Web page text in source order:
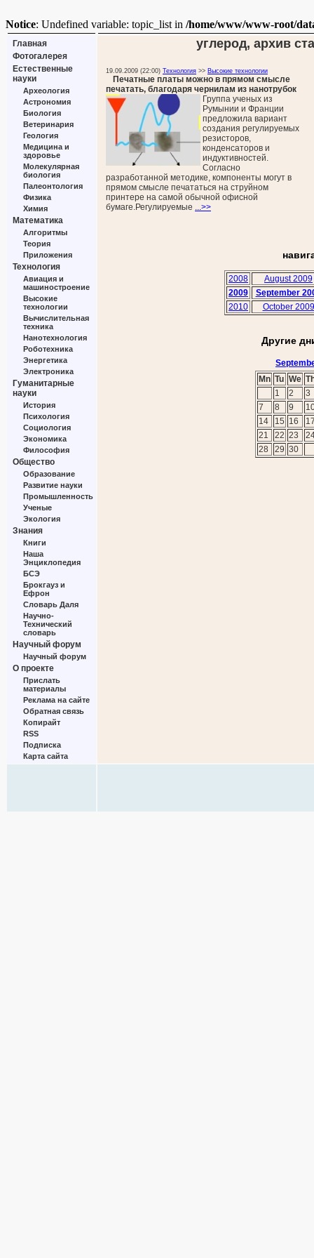
Notice: Undefined variable: topic_list in /home/www/www-root/
Главная
Фотогалерея
Естественные
науки
Археология
Астрономия
Биология
Ветеринария
Геология
Медицина и
здоровье
Молекулярная
биология
Палеонтология
Физика
Химия
Математика
Алгоритмы
Теория
Приложения
Технология
Авиация и
машиностроение
Высокие
технологии
Вычислительная
техника
Нанотехнология
Роботехника
Энергетика
Электроника
Гуманитарные
науки
История
Психология
Социология
Экономика
Философия
Общество
Образование
Развитие науки
Промышленность
Ученые
Экология
Знания
Книги
Наша
Энциклопедия
БСЭ
Брокгауз и
Ефрон
Словарь Даля
Научно-
Технический
словарь
Научный форум
Научный форум
О проекте
Прислать
материалы
Реклама на сайте
Обратная связь
Копирайт
RSS
Подписка
Карта сайта
углерод, архив
19.09.2009 (22:00) Технология >> Высокие технологии
Печатные платы можно в прямом смысле
печатать, благодаря чернилам из нанотрубок
Группа ученых из
Румынии и Франции
предложила вариант
создания регулируемых
резисторов,
конденсаторов и
индуктивностей.
Согласно
разработанной методике, компоненты могут в
прямом смысле печататься на струйном
принтере на самой обычной офисной
бумаге.Регулируемые ...>>
2008
August 2009
2009
September
2010
October 2009
Другие
Mn Tu We
1
2
3
7
8 9
14
15 16
21
22 23
28
29 30